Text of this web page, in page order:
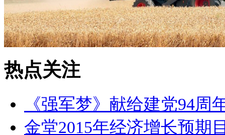
热点关注
《强军梦》献给建党94周
金堂2015年经济增长预期